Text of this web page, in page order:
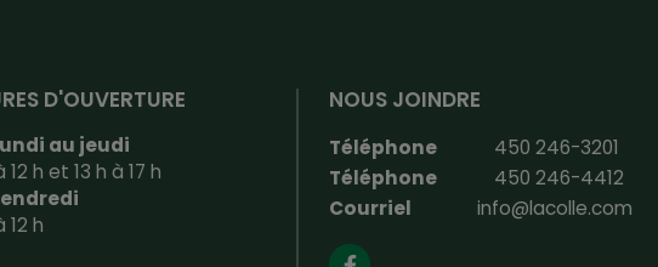
D'OUVERTURE
au jeudi
12 h et 13 h à 17 h
12 h
NOUS JOINDRE
Téléphone
450 246-3201
Téléphone
450 246-4412
Courriel
info@lacolle.com